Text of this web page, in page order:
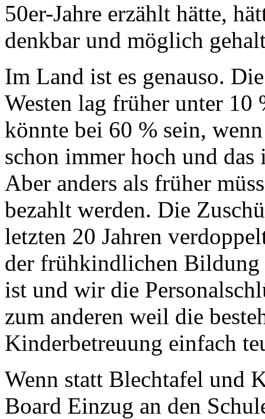
50er-Jahre erzählt hätte,
denkbar und möglich
Im Land ist es genauso.
Westen lag früher unter 10
könnte bei 60 % sein,
schon immer hoch und
Aber anders als früher
bezahlt werden. Die
letzten 20 Jahren
der frühkindlichen
ist und wir die
zum anderen weil die
Kinderbetreuung einfach
Wenn statt Blechtafel und
Board Einzug an den